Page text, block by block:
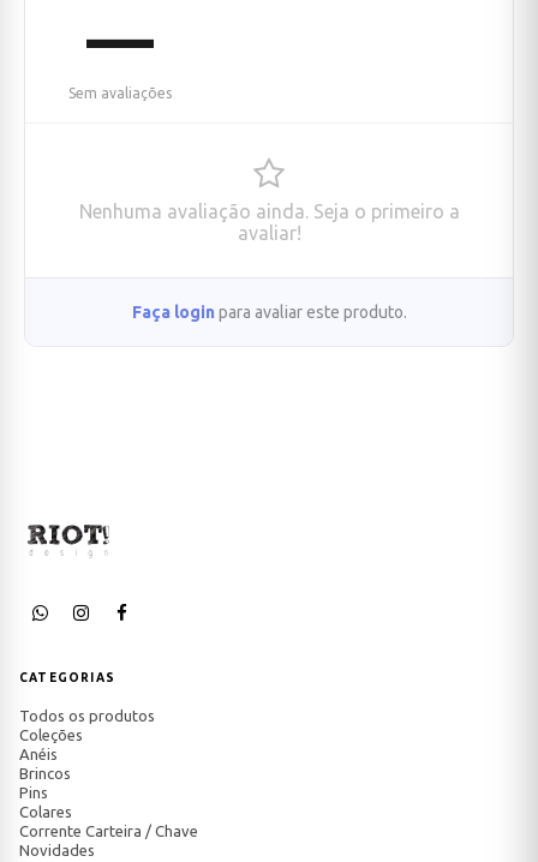
—
Sem avaliações
Nenhuma avaliação ainda. Seja o primeiro a
avaliar!
Faça login para avaliar este produto.
CATEGORIAS
Todos os produtos
Coleções
Anéis
Brincos
Pins
Colares
Corrente Carteira / Chave
Novidades